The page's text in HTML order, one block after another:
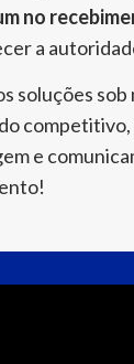
no
a
soluções
e